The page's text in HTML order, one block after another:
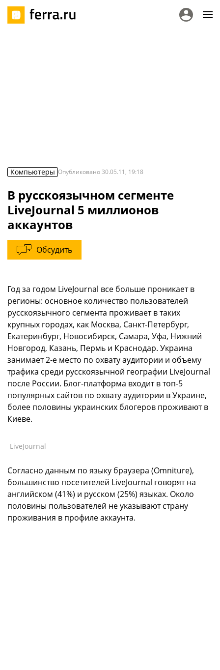
Компьютеры Опубликовано30.05.11, 19:18
В русскоязычном сегменте
LiveJournal 5 миллионов
аккаунтов
Обсудить
Год за годом LiveJournal все больше проникает в
регионы: основное количество пользователей
русскоязычного сегмента проживает в таких
крупных городах, как Москва, Санкт-Петербург,
Екатеринбург, Новосибирск, Самара, Уфа, Нижний
Новгород, Казань, Пермь и Краснодар. Украина
занимает 2-е место по охвату аудитории и объему
трафика среди русскоязычной географии LiveJournal
после России. Блог-платформа входит в топ-5
популярных сайтов по охвату аудитории в Украине,
более половины украинских блогеров проживают в
Киеве.
LiveJournal
Согласно данным по языку браузера (Omniture),
большинство посетителей LiveJournal говорят на
английском (41%) и русском (25%) языках. Около
половины пользователей не указывают страну
проживания в профиле аккаунта.